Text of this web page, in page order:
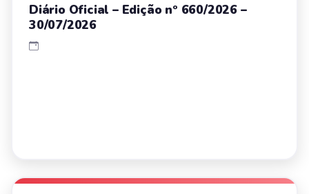
Diário Oficial – Edição nº 660/2026 –
30/07/2026